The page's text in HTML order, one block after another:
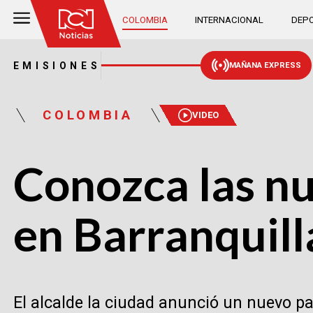
COLOMBIA INTERNACIONAL
EMISIONES MAÑANA EXPRESS
COLOMBIA VIDEO
Conozca las
en
El alcalde la ciudad anunció un nuevo